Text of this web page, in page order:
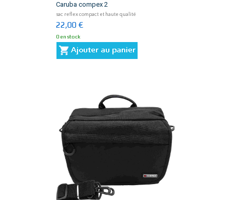
Caruba compex 2
sac reflex compact et haute qualité
22,00 €
0 en stock